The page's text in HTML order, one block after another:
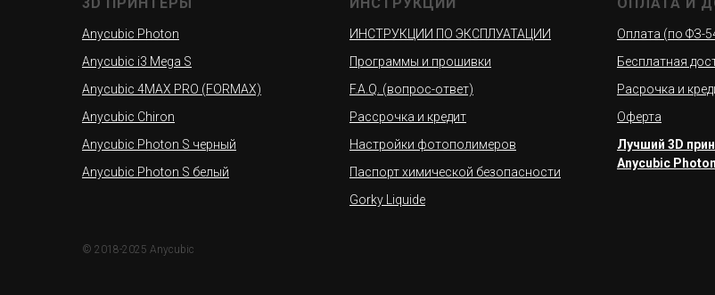
Anycubic Photon
Anycubic i3 Mega S
Anycubic 4MAX PRO (FORMAX)
Anycubic Chiron
Anycubic Photon S черный
Anycubic Photon S белый
ИНСТРУКЦИИ ПО ЭКСПЛУАТАЦИИ
Программы и прошивки
F.A.Q. (вопрос-ответ)
Рассрочка и кредит
Настройки фотополимеров
Паспорт химической безопасности
Gorky Liquide
Оплата (по ФЗ-
Бесплатная
Расрочка и
Оферта
Лучший 3D
Anycubic
© 2018-2025 Anycubic